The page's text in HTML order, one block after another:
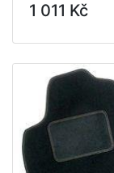
1 011 Kč